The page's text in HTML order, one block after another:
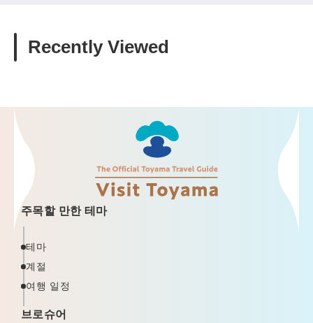
Recently Viewed
주목할 만한 테마
테마
계절
여행 일정
브로슈어